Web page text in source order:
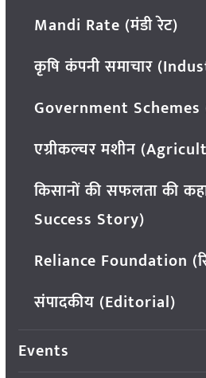
Mandi Rate (मंडी रेट)
कृषि कंपनी समाचार
Government Schemes
एग्रीकल्चर मशीन
किसानों की सफलता की
Success Story)
Reliance Foundation
संपादकीय (Editorial)
Events